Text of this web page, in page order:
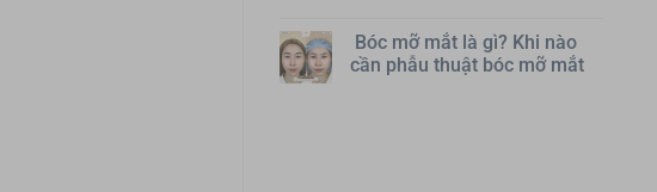
Bóc mỡ mắt là gì? Khi nào
cần phẫu thuật bóc mỡ mắt